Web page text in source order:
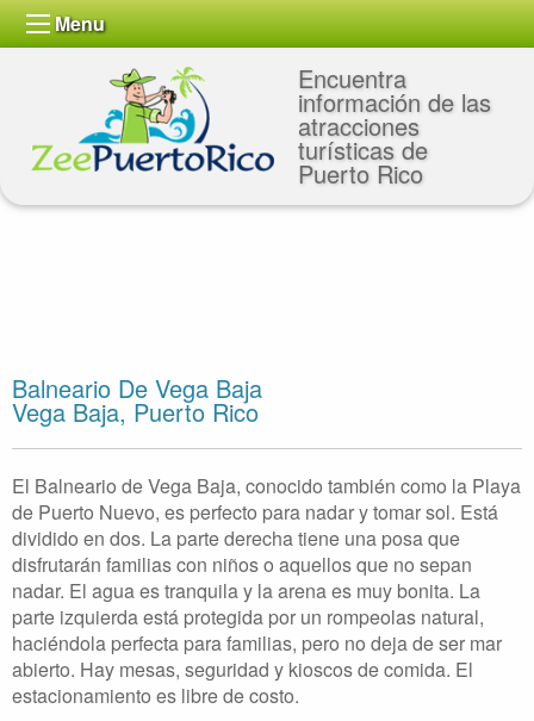
Menu
Encuentra
información de las
atracciones
turísticas de
Puerto Rico
Balneario De Vega Baja
Vega Baja, Puerto Rico
El Balneario de Vega Baja, conocido también como la Playa
de Puerto Nuevo, es perfecto para nadar y tomar sol. Está
dividido en dos. La parte derecha tiene una posa que
disfrutarán familias con niños o aquellos que no sepan
nadar. El agua es tranquila y la arena es muy bonita. La
parte izquierda está protegida por un rompeolas natural,
haciéndola perfecta para familias, pero no deja de ser mar
abierto. Hay mesas, seguridad y kioscos de comida. El
estacionamiento es libre de costo.